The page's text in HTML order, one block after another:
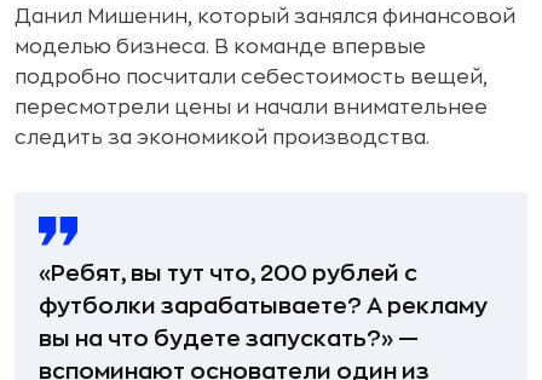
Данил Мишенин, который занялся финансовой
моделью бизнеса. В команде впервые
подробно посчитали себестоимость вещей,
пересмотрели цены и начали внимательнее
следить за экономикой производства.
«Ребят, вы тут что, 200 рублей с
футболки зарабатываете? А рекламу
вы на что будете запускать?» —
вспоминают основатели один из